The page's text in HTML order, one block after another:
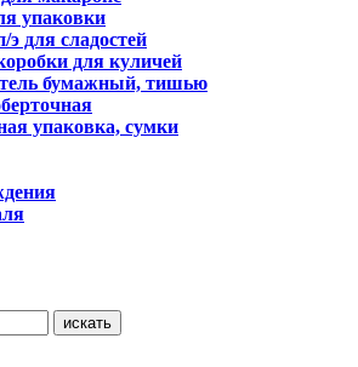
упаковки
для сладостей
для куличей
бумажный, тишью
упаковка, сумки
искать